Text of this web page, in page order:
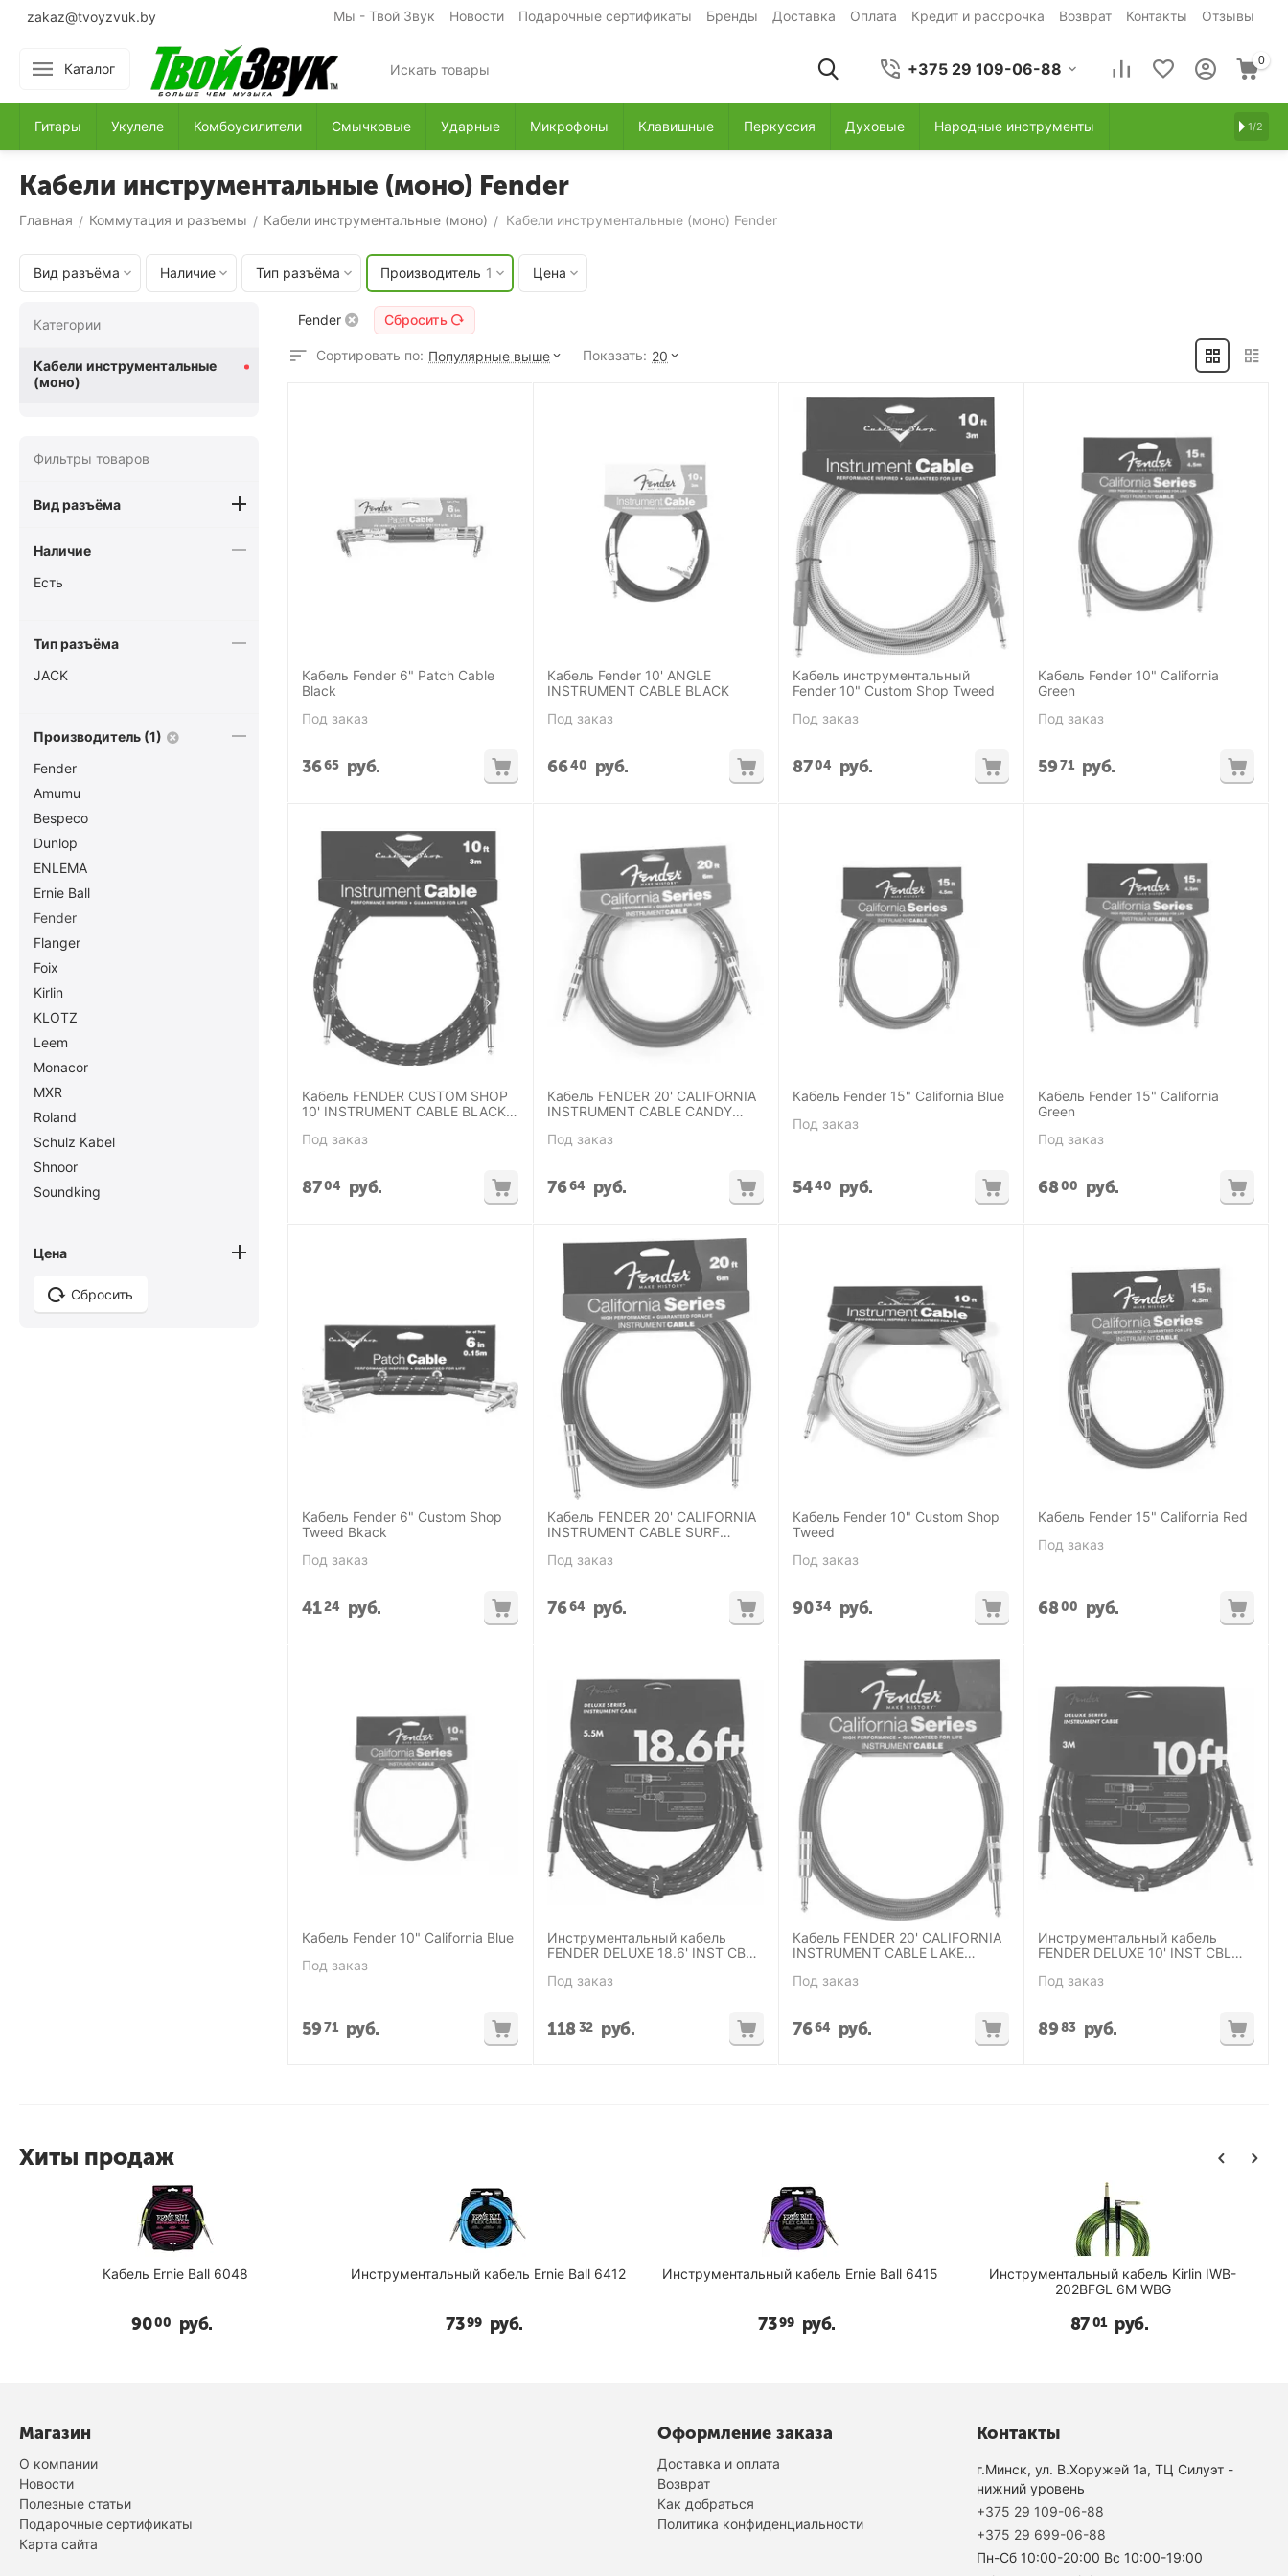
zakaz@tvoyzvuk.by Мы - Твой Звук Новости Подарочные сертификаты Бренды Доставка Оплата Кредит и рассрочка Возврат Контакты Отзывы
Каталог +375 29 109-06-88 0
Гитары Укулеле Комбоусилители Смычковые Ударные Микрофоны Клавишные Перкуссия Духовые Народные инструменты 1/2
Кабели инструментальные (моно) Fender
Главная / Коммутация и разъемы / Кабели инструментальные (моно) / Кабели инструментальные (моно) Fender
Вид разъёма Наличие Тип разъёма Производитель 1 Цена
Fender Сбросить
Сортировать по: Популярные выше Показать: 20
Кабель Fender 6" Patch Cable
Black
Под заказ
3665 руб.
Кабель Fender 10' ANGLE
INSTRUMENT CABLE BLACK
Под заказ
6640 руб.
Кабель инструментальный
Fender 10" Custom Shop Tweed
Под заказ
8704 руб.
Кабель Fender 10" California
Green
Под заказ
5971 руб.
Кабель FENDER CUSTOM SHOP
10' INSTRUMENT CABLE BLACK
Под заказ
8704 руб.
Кабель FENDER 20' CALIFORNIA
INSTRUMENT CABLE CANDY
Под заказ
7664 руб.
Кабель Fender 15" California Blue
Под заказ
5440 руб.
Кабель Fender 15" California
Green
Под заказ
6800 руб.
Кабель Fender 6" Custom Shop
Tweed Bkack
Под заказ
4124 руб.
Кабель FENDER 20' CALIFORNIA
INSTRUMENT CABLE SURF
Под заказ
7664 руб.
Кабель Fender 10" Custom Shop
Tweed
Под заказ
9034 руб.
Кабель Fender 15" California Red
Под заказ
6800 руб.
Кабель Fender 10" California Blue
Под заказ
5971 руб.
Инструментальный кабель
FENDER DELUXE 18.6' INST CBL
Под заказ
11832 руб.
Кабель FENDER 20' CALIFORNIA
INSTRUMENT CABLE LAKE
Под заказ
7664 руб.
Инструментальный кабель
FENDER DELUXE 10' INST CBL
Под заказ
8983 руб.
Категории
Кабели инструментальные
(моно)
Фильтры товаров
Вид разъёма
Наличие
Есть
Тип разъёма
JACK
Производитель (1)
Fender
Amumu
Bespeco
Dunlop
ENLEMA
Ernie Ball
Fender
Flanger
Foix
Kirlin
KLOTZ
Leem
Monacor
MXR
Roland
Schulz Kabel
Shnoor
Soundking
Цена
Сбросить
Хиты продаж
Ernie Ball 6048 Инструментальный кабель Ernie Ball 6412 Инструментальный кабель Ernie Ball 6415
Инструментальный кабель Kirlin IWB-
Инструментальный
Магазин
О компании
Новости
Полезные статьи
Подарочные сертификаты
Карта сайта
Оформление заказа
Доставка и оплата
Возврат
Как добраться
Политика конфиденциальности
Контакты
г.Минск, ул. В.Хоружей 1а, ТЦ Силуэт -
нижний уровень
+375 29 109-06-88
+375 29 699-06-88
Пн-Cб 10:00-20:00 Вс 10:00-19:00